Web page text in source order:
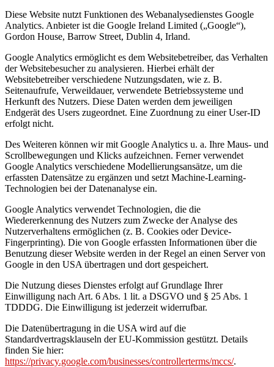
Diese Website nutzt Funktionen des Webanalysedienstes Google
Analytics. Anbieter ist die Google Ireland Limited („Google“),
Gordon House, Barrow Street, Dublin 4, Irland.
Google Analytics ermöglicht es dem Websitebetreiber, das Verhalten
der Websitebesucher zu analysieren. Hierbei erhält der
Websitebetreiber verschiedene Nutzungsdaten, wie z. B.
Seitenaufrufe, Verweildauer, verwendete Betriebssysteme und
Herkunft des Nutzers. Diese Daten werden dem jeweiligen
Endgerät des Users zugeordnet. Eine Zuordnung zu einer User-ID
erfolgt nicht.
Des Weiteren können wir mit Google Analytics u. a. Ihre Maus- und
Scrollbewegungen und Klicks aufzeichnen. Ferner verwendet
Google Analytics verschiedene Modellierungsansätze, um die
erfassten Datensätze zu ergänzen und setzt Machine-Learning-
Technologien bei der Datenanalyse ein.
Google Analytics verwendet Technologien, die die
Wiedererkennung des Nutzers zum Zwecke der Analyse des
Nutzerverhaltens ermöglichen (z. B. Cookies oder Device-
Fingerprinting). Die von Google erfassten Informationen über die
Benutzung dieser Website werden in der Regel an einen Server von
Google in den USA übertragen und dort gespeichert.
Die Nutzung dieses Dienstes erfolgt auf Grundlage Ihrer
Einwilligung nach Art. 6 Abs. 1 lit. a DSGVO und § 25 Abs. 1
TDDDG. Die Einwilligung ist jederzeit widerrufbar.
Die Datenübertragung in die USA wird auf die
Standardvertragsklauseln der EU-Kommission gestützt. Details
finden Sie hier:
https://privacy.google.com/businesses/controllerterms/mccs/.